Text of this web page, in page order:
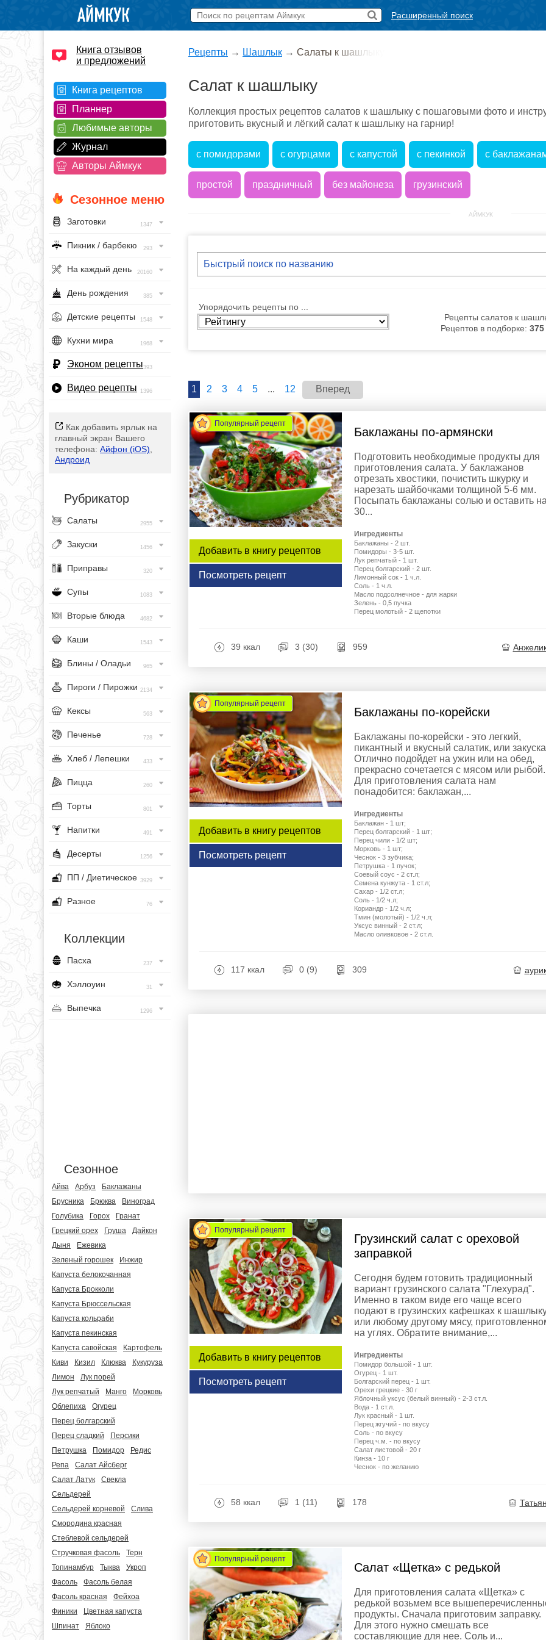
Расширенный поиск
Книга отзывов
и предложений
Книга рецептов
Планнер
Любимые авторы
Журнал
Авторы Аймкук
Сезонное меню
Заготовки 1347
Пикник / барбекю 293
На каждый день 20160
День рождения 385
Детские рецепты 1548
Кухни мира 1968
Эконом рецепты393
Видео рецепты 1396
Как добавить ярлык на
главный экран Вашего
телефона: Айфон (iOS)
Андроид
Рубрикатор
Салаты 2955
Закуски 1456
Приправы 320
Супы 1083
Вторые блюда 4682
Каши 1543
Блины / Оладьи 965
Пироги / Пирожки 2134
Кексы 563
Печенье 728
Хлеб / Лепешки 433
Пицца 260
Торты 801
Напитки 491
Десерты 1256
ПП / Диетическое 3929
Разное 76
Коллекции
Пасха 237
Хэллоуин 31
Выпечка 1296
Сезонное
Айва Арбуз
Баклажаны
Брусника
Брюква
Виноград
Голубика
Горох
Гранат
Грецкий орех
Груша
Дайкон
Дыня
Ежевика
Зеленый горошек
Инжир
Капуста белокочанная
Капуста Брокколи
Капуста Брюссельская
Капуста кольраби
Капуста пекинская
Капуста савойская
Картофель
Киви
Кизил Клюква
Кукуруза
Лимон
Лук порей
Лук репчатый
Манго
Морковь
Облепиха
Огурец
Перец болгарский
Перец сладкий
Персики
Петрушка
Помидор
Редис
Репа
Салат Айсберг
Салат Латук
Свекла
Сельдерей
Сельдерей корневой
Слива
Смородина красная
Стеблевой сельдерей
Стручковая фасоль
Терн
Топинамбур
Тыква
Укроп
Фасоль
Фасоль белая
Фасоль красная
Фейхоа
Финики
Цветная капуста
Шпинат
Яблоко
Рецепты → Шашлык → Салаты к шашлыку
Салат к шашлыку
Коллекция простых рецептов салатов к шашлыку с пошаговыми фото и
приготовить вкусный и лёгкий салат к шашлыку на гарнир!
с помидорами с огурцами с капустой с пекинкой с
простой праздничный без майонеза грузинский
АЙМКУК
Упорядочить рецепты по ...
Рецепты салатов к
Рецептов в подборке: 375
1 2 3 4 5 ... 12 Вперед
Популярный рецепт
Добавить в книгу рецептов
Посмотреть рецепт
Баклажаны по-армянски
Подготовить необходимые продукты для
приготовления салата. У баклажанов
отрезать хвостики, почистить шкурку и
нарезать шайбочками толщиной 5-6 мм.
Посыпать баклажаны солью и оставить
30...
Ингредиенты
Баклажаны - 2 шт.
Помидоры - 3-5 шт.
Лук репчатый - 1 шт.
Перец болгарский - 2 шт.
Лимонный сок - 1 ч.л.
Соль - 1 ч.л.
Масло подсолнечное - для жарки
Зелень - 0,5 пучка
Перец молотый - 2 щепотки
39 ккал 3 (30) 959
Популярный рецепт
Добавить в книгу рецептов
Посмотреть рецепт
Баклажаны по-корейски
Баклажаны по-корейски - это легкий,
пикантный и вкусный салатик, или
Отлично подойдет на ужин или на обед,
прекрасно сочетается с мясом или рыбой.
Для приготовления салата нам
понадобится: баклажан,...
Ингредиенты
Баклажан - 1 шт;
Перец болгарский - 1 шт;
Перец чили - 1/2 шт;
Морковь - 1 шт;
Чеснок - 3 зубчика;
Петрушка - 1 пучок;
Соевый соус - 2 ст.л;
Семена кунжута - 1 ст.л;
Сахар - 1/2 ст.л;
Соль - 1/2 ч.л;
Кориандр - 1/2 ч.л;
Тмин (молотый) - 1/2 ч.л;
Уксус винный - 2 ст.л;
Масло оливковое - 2 ст.л.
117 ккал 0 (9) 309
Популярный рецепт
Добавить в книгу рецептов
Посмотреть рецепт
Грузинский салат с ореховой
заправкой
Сегодня будем готовить традиционный
вариант грузинского салата "Глехурад".
Именно в таком виде его чаще всего
подают в грузинских кафешках к
или любому другому мясу,
на углях. Обратите внимание,...
Ингредиенты
Помидор большой - 1 шт.
Огурец - 1 шт.
Болгарский перец - 1 шт.
Орехи грецкие - 30 г
Яблочный уксус (белый винный) - 2-3 ст.л.
Вода - 1 ст.л.
Лук красный - 1 шт.
Перец жгучий - по вкусу
Соль - по вкусу
Перец ч.м. - по вкусу
Салат листовой - 20 г
Кинза - 10 г
Чеснок - по желанию
58 ккал 1 (11) 178
Популярный рецепт
Салат «Щетка» с редькой
Для приготовления салата «Щетка» с
редькой возьмем все
продукты. Сначала приготовим заправку.
Для этого нужно смешать все
составляющие для нее. Соль и...